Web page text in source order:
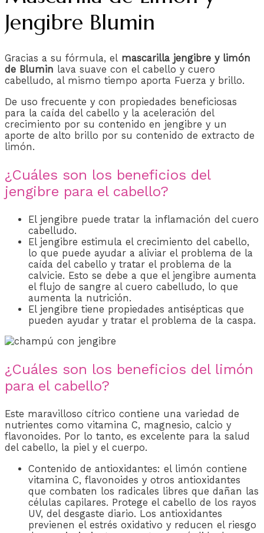
Jengibre Blumin
Gracias a su fórmula, el mascarilla jengibre y limón
de Blumin lava suave con el cabello y cuero
cabelludo, al mismo tiempo aporta Fuerza y brillo.
De uso frecuente y con propiedades beneficiosas
para la caída del cabello y la aceleración del
crecimiento por su contenido en jengibre y un
aporte de alto brillo por su contenido de extracto de
limón.
¿Cuáles son los beneficios del
jengibre para el cabello?
El jengibre puede tratar la inflamación del cuero
cabelludo.
El jengibre estimula el crecimiento del cabello,
lo que puede ayudar a aliviar el problema de la
caída del cabello y tratar el problema de la
calvicie. Esto se debe a que el jengibre aumenta
el flujo de sangre al cuero cabelludo, lo que
aumenta la nutrición.
El jengibre tiene propiedades antisépticas que
pueden ayudar y tratar el problema de la caspa.
¿Cuáles son los beneficios del limón
para el cabello?
Este maravilloso cítrico contiene una variedad de
nutrientes como vitamina C, magnesio, calcio y
flavonoides. Por lo tanto, es excelente para la salud
del cabello, la piel y el cuerpo.
Contenido de antioxidantes: el limón contiene
vitamina C, flavonoides y otros antioxidantes
que combaten los radicales libres que dañan las
células capilares. Protege el cabello de los rayos
UV, del desgaste diario. Los antioxidantes
previenen el estrés oxidativo y reducen el riesgo